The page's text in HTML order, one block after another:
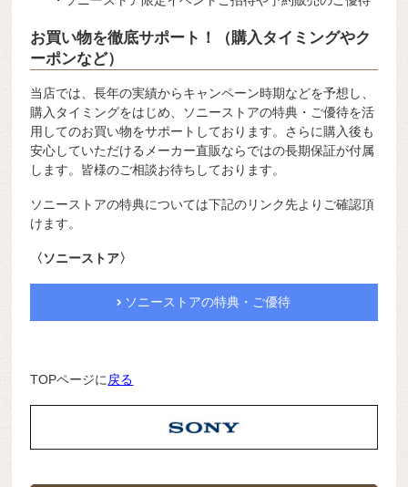
お買い物を徹底サポート！（購入タイミングやク
ーポンなど）
当店では、長年の実績からキャンペーン時期などを予想し、
購入タイミングをはじめ、ソニーストアの特典・ご優待を活
用してのお買い物をサポートしております。さらに購入後も
安心していただけるメーカー直販ならではの長期保証が付属
します。皆様のご相談お待ちしております。
ソニーストアの特典については下記のリンク先よりご確認頂
けます。
〈ソニーストア〉
ソニーストアの特典・ご優待
TOPページに 戻る